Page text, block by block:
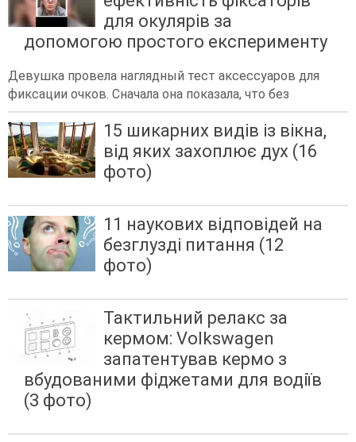
для окулярів за
допомогою простого експерименту
Девушка провела наглядный тест аксессуаров для
фиксации очков. Сначала она показала, что без
15 шикарних видів із вікна,
від яких захоплює дух (16
фото)
11 наукових відповідей на
безглузді питання (12
фото)
Тактильний релакс за
кермом: Volkswagen
запатентував кермо з
вбудованими фіджетами для водіїв
(3 фото)